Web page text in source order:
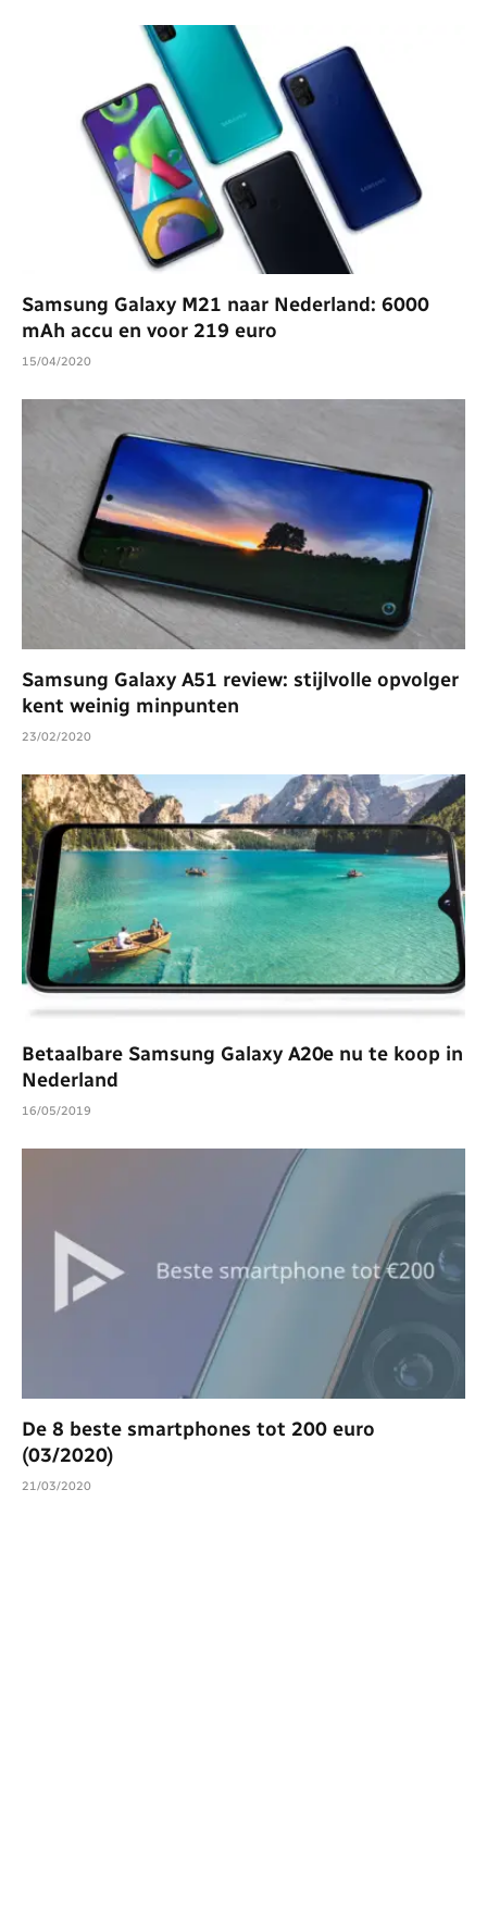
Samsung Galaxy M21 naar Nederland: 6000
mAh accu en voor 219 euro
15/04/2020
Samsung Galaxy A51 review: stijlvolle opvolger
kent weinig minpunten
23/02/2020
Betaalbare Samsung Galaxy A20e nu te koop in
Nederland
16/05/2019
De 8 beste smartphones tot 200 euro
(03/2020)
21/03/2020